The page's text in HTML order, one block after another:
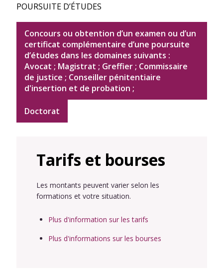
POURSUITE D’ÉTUDES
Concours ou obtention d’un examen ou d’un
certificat complémentaire d’une poursuite
d’études dans les domaines suivants :
Avocat ; Magistrat ; Greffier ; Commissaire
de justice ; Conseiller pénitentiaire
d'insertion et de probation ;
Doctorat
Tarifs et bourses
Les montants peuvent varier selon les
formations et votre situation.
Plus d'information sur les tarifs
Plus d'informations sur les bourses